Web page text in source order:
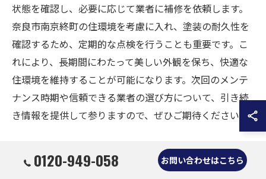
状態を確認し、必要に応じて業者に補修を依頼します。
奈良市南京終町の住環境を考慮に入れ、塗装の耐久性を
確認するため、定期的な点検を行うことも重要です。こ
れにより、長期間にわたって美しい外観を保ち、快適な
住環境を維持することが可能になります。次回のメンテ
ナンス時期や信頼できる業者の選び方について、引き続
き情報を提供して参りますので、ぜひご期待ください。
外壁塗装のトラブルを避けるため
0120-949-058 お問い合わせはこちら